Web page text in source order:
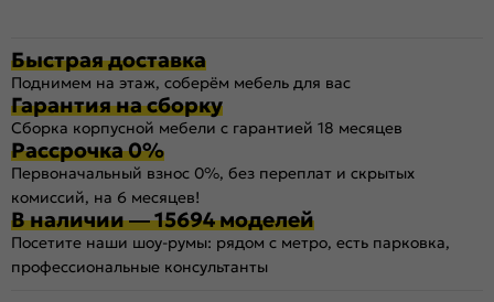
Быстрая доставка
Поднимем на этаж, соберём мебель для вас
Гарантия на сборку
Сборка корпусной мебели с гарантией 18 месяцев
Рассрочка 0%
Первоначальный взнос 0%, без переплат и скрытых
комиссий, на 6 месяцев!
В наличии — 15694 моделей
Посетите наши шоу-румы: рядом с метро, есть парковка,
профессиональные консультанты